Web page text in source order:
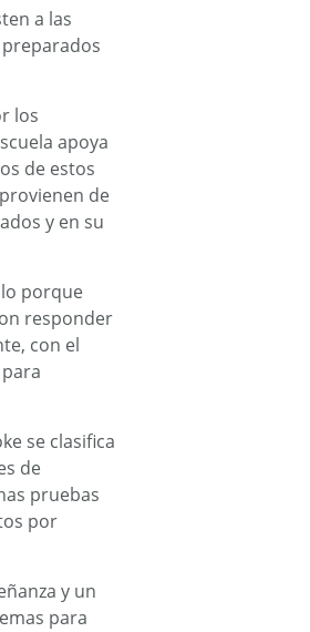
a las
los
apoya
de estos
de
y en su
porque
responder
con el
se clasifica
de
pruebas
por
y un
para